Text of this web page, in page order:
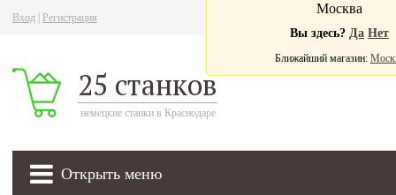
Вход Регистрация
25 станков
немецкие станки в Краснодаре
Открыть меню
Москва
Вы здесь? Да Нет
Ближайший магазин: